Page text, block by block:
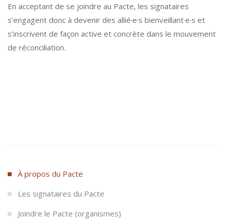
En acceptant de se joindre au Pacte, les signataires
s’engagent donc à devenir des allié·e·s bienveillant·e·s et
s’inscrivent de façon active et concrète dans le mouvement
de réconciliation.
À propos du Pacte
Les signataires du Pacte
Joindre le Pacte (organismes)